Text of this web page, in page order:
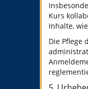
Kurs
Inhalte,
Die Pflege